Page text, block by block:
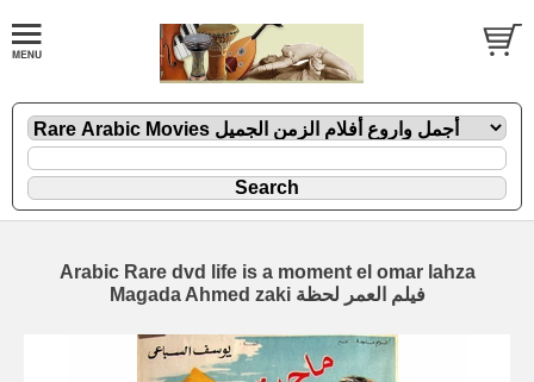
Arabic Rare dvd life is a moment el omar lahza
Magada Ahmed zaki فيلم العمر لحظة